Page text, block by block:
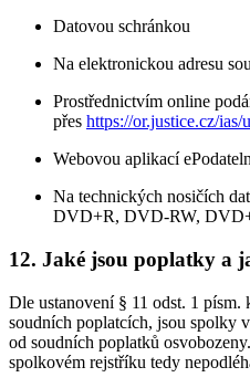
Datovou schránkou
Na elektronickou adresu
Prostřednictvím online
přes https://or.justice.cz/ias/
Webovou aplikací
Na technických nosičích
DVD+R, DVD-RW,
12. Jaké jsou poplatky a
Dle ustanovení § 11 odst. 1 písm.
soudních poplatcích, jsou spolky
od soudních poplatků
spolkovém rejstříku tedy